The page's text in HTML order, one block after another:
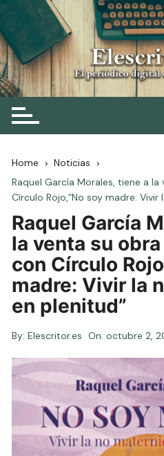
Skip
to
content
Elescritor.es
El periódico digital de los
Home
Noticias
Raquel García Morales, tiene a
Círculo Rojo,“No soy madre:
Raquel García
la venta su
con Círculo
madre: Vivir la
en plenitud”
By: Elescritor.es On:octubre 2,